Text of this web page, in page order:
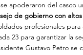
apoderaron del casco
de gobierno con
profesionales
23 para garantizar la
Gustavo Petro se